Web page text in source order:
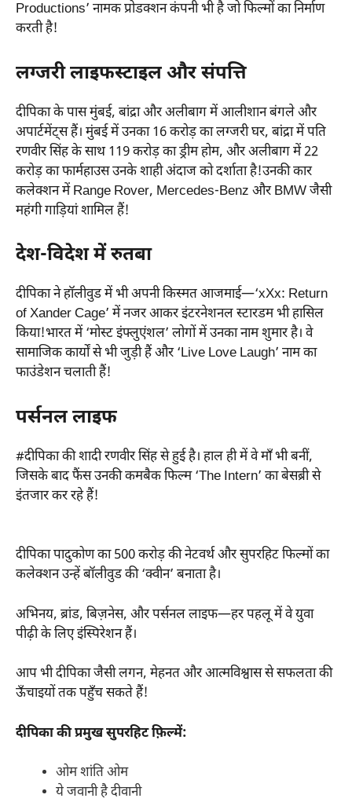
Productions’ नामक प्रोडक्शन कंपनी भी है जो फिल्मों का निर्माण
करती है!
लग्जरी लाइफस्टाइल और संपत्ति
दीपिका के पास मुंबई, बांद्रा और अलीबाग में आलीशान बंगले और
अपार्टमेंट्स हैं। मुंबई में उनका 16 करोड़ का लग्जरी घर, बांद्रा में पति
रणवीर सिंह के साथ 119 करोड़ का ड्रीम होम, और अलीबाग में 22
करोड़ का फार्महाउस उनके शाही अंदाज को दर्शाता है!उनकी कार
कलेक्शन में Range Rover, Mercedes-Benz और BMW जैसी
महंगी गाड़ियां शामिल हैं!
देश-विदेश में रुतबा
दीपिका ने हॉलीवुड में भी अपनी किस्मत आजमाई—‘xXx: Return
of Xander Cage’ में नजर आकर इंटरनेशनल स्टारडम भी हासिल
किया!भारत में ‘मोस्ट इंफ्लुएंशल’ लोगों में उनका नाम शुमार है। वे
सामाजिक कार्यों से भी जुड़ी हैं और ‘Live Love Laugh’ नाम का
फाउंडेशन चलाती हैं!
पर्सनल लाइफ
#दीपिका की शादी रणवीर सिंह से हुई है। हाल ही में वे माँ भी बनीं,
जिसके बाद फैंस उनकी कमबैक फिल्म ‘The Intern’ का बेसब्री से
इंतजार कर रहे हैं!
दीपिका पादुकोण का 500 करोड़ की नेटवर्थ और सुपरहिट फिल्मों का
कलेक्शन उन्हें बॉलीवुड की ‘क्वीन’ बनाता है।
अभिनय, ब्रांड, बिज़नेस, और पर्सनल लाइफ—हर पहलू में वे युवा
पीढ़ी के लिए इंस्पिरेशन हैं।
आप भी दीपिका जैसी लगन, मेहनत और आत्मविश्वास से सफलता की
ऊँचाइयों तक पहुँच सकते हैं!
दीपिका की प्रमुख सुपरहिट फ़िल्में:
ओम शांति ओम
ये जवानी है दीवानी